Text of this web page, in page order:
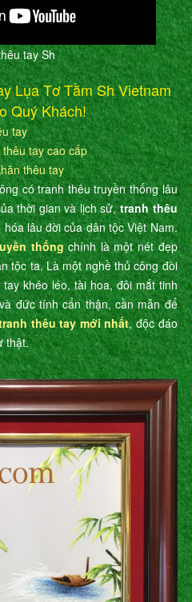
tay Sh
Lụa Tơ Tằm Sh Vietnam
Quý Khách!
tay
thêu tay cao cấp
thêu tay
có tranh thêu truyền thống lâu
thời gian và lịch sử,tranh thêu
lâu đời của dân tộc Việt Nam.
thốngchính là một nét đẹp
tộc ta. Là một nghề thủ công đòi
khéo léo, tài hoa, đôi mắt tinh
đức tính cẩn thận, cần mẫn để
thêu tay mới nhất, độc đáo
thật.